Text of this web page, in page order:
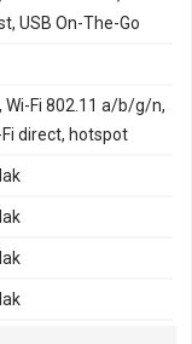
USB On-The-Go
Wi-Fi 802.11 a/b/g/n,
Fi direct, hotspot